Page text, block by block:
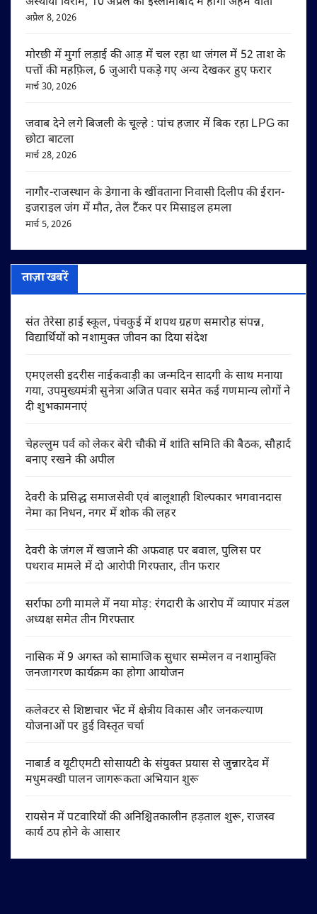
अप्रैल 8, 2026
मोरछी में मुर्गा लड़ाई की आड़ में चल रहा था जंगल में 52 ताश के
पत्तों की महफ़िल, 6 जुआरी पकड़े गए अन्य देखकर हुए फरार
मार्च 30, 2026
जवाब देने लगे बिजली के चूल्हे : पांच हजार में बिक रहा LPG का
छोटा बाटला
मार्च 28, 2026
नागौर-राजस्थान के डेगाना के खींवताना निवासी दिलीप की ईरान-
इजराइल जंग में मौत, तेल टैंकर पर मिसाइल हमला
मार्च 5, 2026
ताज़ा खबरें
संत तेरेसा हाई स्कूल, पंचकुई में शपथ ग्रहण समारोह संपन्न,
विद्यार्थियों को नशामुक्त जीवन का दिया संदेश
एमएलसी इदरीस नाईकवाड़ी का जन्मदिन सादगी के साथ मनाया
गया, उपमुख्यमंत्री सुनेत्रा अजित पवार समेत कई गणमान्य लोगों ने
दी शुभकामनाएं
चेहल्लुम पर्व को लेकर बेरी चौकी में शांति समिति की बैठक, सौहार्द
बनाए रखने की अपील
देवरी के प्रसिद्ध समाजसेवी एवं बालूशाही शिल्पकार भगवानदास
नेमा का निधन, नगर में शोक की लहर
देवरी के जंगल में खजाने की अफवाह पर बवाल, पुलिस पर
पथराव मामले में दो आरोपी गिरफ्तार, तीन फरार
सर्राफा ठगी मामले में नया मोड़: रंगदारी के आरोप में व्यापार मंडल
अध्यक्ष समेत तीन गिरफ्तार
नासिक में 9 अगस्त को सामाजिक सुधार सम्मेलन व नशामुक्ति
जनजागरण कार्यक्रम का होगा आयोजन
कलेक्टर से शिष्टाचार भेंट में क्षेत्रीय विकास और जनकल्याण
योजनाओं पर हुई विस्तृत चर्चा
नाबार्ड व यूटीएमटी सोसायटी के संयुक्त प्रयास से जुन्नारदेव में
मधुमक्खी पालन जागरूकता अभियान शुरू
रायसेन में पटवारियों की अनिश्चितकालीन हड़ताल शुरू, राजस्व
कार्य ठप होने के आसार